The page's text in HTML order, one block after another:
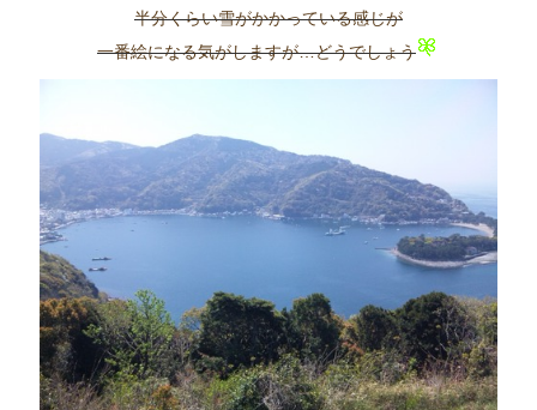
半分くらい雪がかかっている感じが
一番絵になる気がしますが…どうでしょう